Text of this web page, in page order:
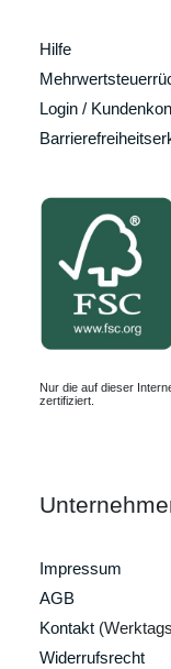
Hilfe
Login /
Nur die auf dieser
zertifiziert.
Impressum
AGB
Kontakt
Widerrufsrecht